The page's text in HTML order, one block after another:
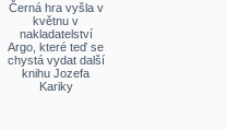
Černá hra vyšla v
květnu v
nakladatelství
Argo, které teď se
chystá vydat další
knihu Jozefa
Kariky